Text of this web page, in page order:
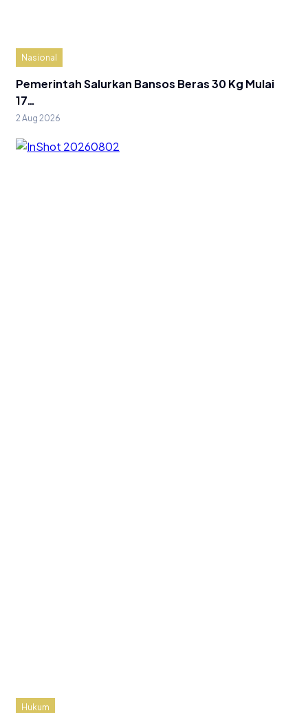
Nasional
Pemerintah Salurkan Bansos Beras 30 Kg Mulai
17…
2 Aug 2026
Hukum